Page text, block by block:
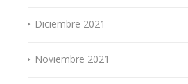
Diciembre 2021
Noviembre 2021